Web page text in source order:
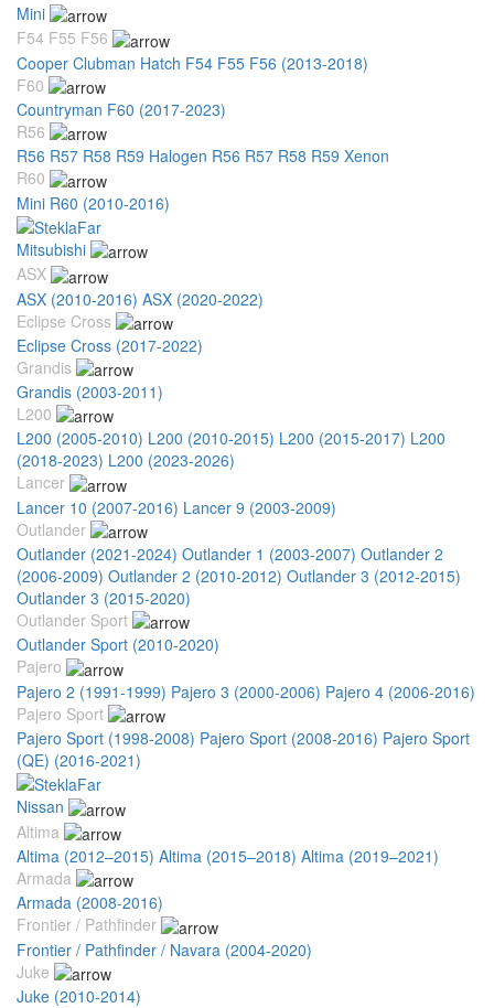
Mini
F54 F55 F56
Cooper Clubman Hatch F54 F55 F56 (2013-2018)
F60
Countryman F60 (2017-2023)
R56
R56 R57 R58 R59 Halogen R56 R57 R58 R59 Xenon
R60
Mini R60 (2010-2016)
Mitsubishi
ASX
ASX (2010-2016) ASX (2020-2022)
Eclipse Cross
Eclipse Cross (2017-2022)
Grandis
Grandis (2003-2011)
L200
L200 (2005-2010) L200 (2010-2015) L200 (2015-2017) L200
(2018-2023) L200 (2023-2026)
Lancer
Lancer 10 (2007-2016) Lancer 9 (2003-2009)
Outlander
Outlander (2021-2024) Outlander 1 (2003-2007) Outlander 2
(2006-2009) Outlander 2 (2010-2012) Outlander 3 (2012-2015)
Outlander 3 (2015-2020)
Outlander Sport
Outlander Sport (2010-2020)
Pajero
Pajero 2 (1991-1999) Pajero 3 (2000-2006) Pajero 4 (2006-2016)
Pajero Sport
Pajero Sport (1998-2008) Pajero Sport (2008-2016) Pajero Sport
(QE) (2016-2021)
Nissan
Altima
Altima (2012–2015) Altima (2015–2018) Altima (2019–2021)
Armada
Armada (2008-2016)
Frontier / Pathfinder
Frontier / Pathfinder / Navara (2004-2020)
Juke
Juke (2010-2014)